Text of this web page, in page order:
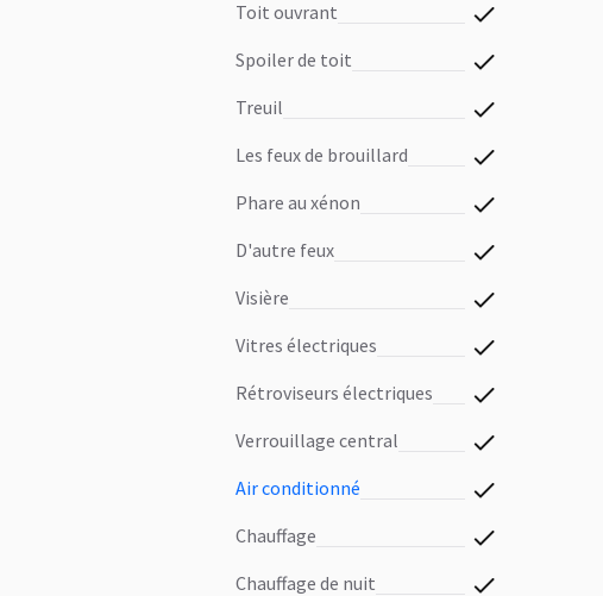
toit ouvrant
spoiler de toit
treuil
les feux de brouillard
phare au xénon
d'autre feux
visière
vitres électriques
rétroviseurs électriques
verrouillage central
air conditionné
chauffage
chauffage de nuit